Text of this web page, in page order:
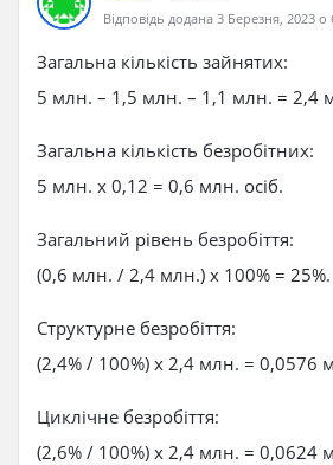
Відповідь додана 3 Березня, 2023 о
Загальна кількість зайнятих:
5 млн. – 1,5 млн. – 1,1 млн. = 2,4
Загальна кількість безробітних:
5 млн. x 0,12 = 0,6 млн. осіб.
Загальний рівень безробіття:
(0,6 млн. / 2,4 млн.) x 100% = 25%.
Структурне безробіття:
(2,4% / 100%) x 2,4 млн. = 0,0576
Циклічне безробіття:
(2,6% / 100%) x 2,4 млн. = 0,0624